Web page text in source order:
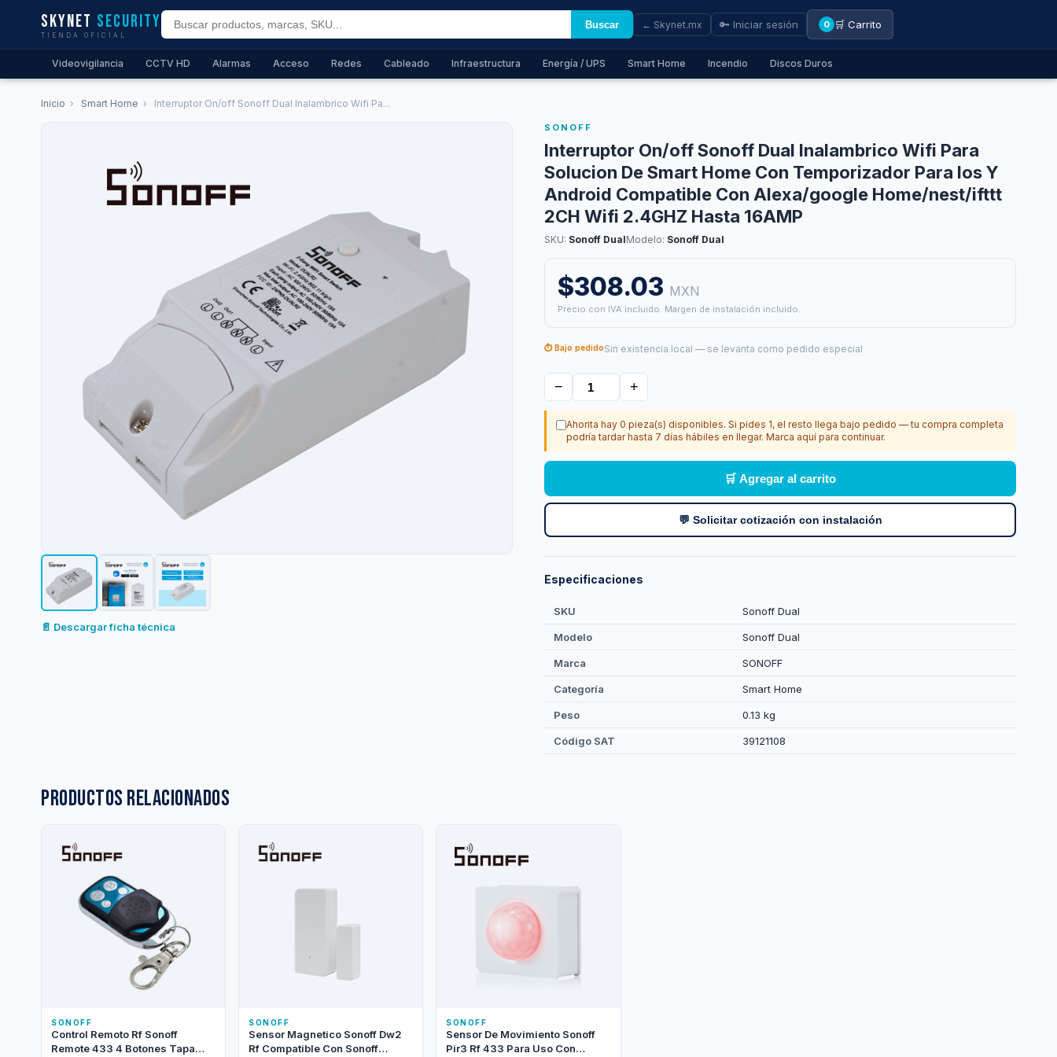
Skynet Security
TIENDA OFICIAL
Buscar ← Skynet.mx 🔑 Iniciar sesión 0 🛒 Carrito
Videovigilancia CCTV HD Alarmas Acceso Redes Cableado Infraestructura Energía / UPS Smart Home Incendio Discos Duros
Inicio › Smart Home › Interruptor On/off Sonoff Dual Inalambrico Wifi Pa...
📄 Descargar ficha técnica
SONOFF
Interruptor On/off Sonoff Dual Inalambrico Wifi Para
Solucion De Smart Home Con Temporizador Para Ios Y
Android Compatible Con Alexa/google Home/nest/ifttt
2CH Wifi 2.4GHZ Hasta 16AMP
SKU: Sonoff DualModelo: Sonoff Dual
$308.03 MXN
Precio con IVA incluido. Margen de instalación incluido.
⏱ Bajo pedidoSin existencia local — se levanta como pedido especial
− +
Ahorita hay 0 pieza(s) disponibles. Si pides 1, el resto llega bajo pedido — tu compra completa
podría tardar hasta 7 días hábiles en llegar. Marca aquí para continuar.
🛒 Agregar al carrito
💬 Solicitar cotización con instalación
Especificaciones
SKU Sonoff Dual
Modelo Sonoff Dual
Marca SONOFF
Categoría Smart Home
Peso 0.13 kg
Código SAT 39121108
Productos relacionados
SONOFF
Control Remoto Rf Sonoff
Remote 433 4 Botones Tapa
SONOFF
Sensor Magnetico Sonoff Dw2
Rf Compatible Con Sonoff
SONOFF
Sensor De Movimiento Sonoff
Pir3 Rf 433 Para Uso Con